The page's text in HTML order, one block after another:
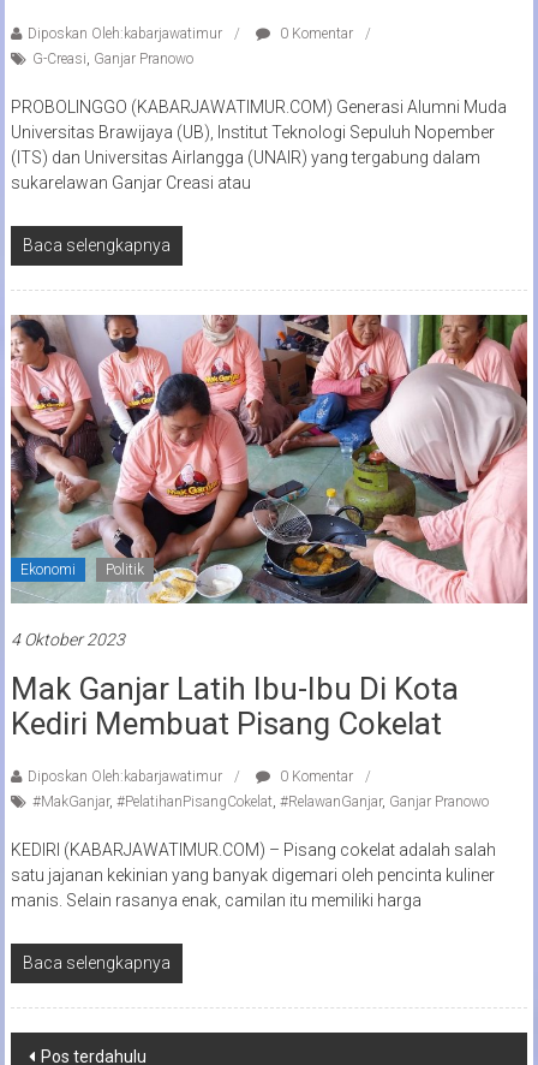
Diposkan Oleh:kabarjawatimur
0 Komentar
G-Creasi Ganjar Pranowo
PROBOLINGGO (KABARJAWATIMUR.COM) Generasi Alumni Muda
Universitas Brawijaya (UB), Institut Teknologi Sepuluh Nopember
(ITS) dan Universitas Airlangga (UNAIR) yang tergabung dalam
sukarelawan Ganjar Creasi atau
Baca selengkapnya
Ekonomi Politik
4 Oktober 2023
Mak Ganjar Latih Ibu-Ibu Di Kota
Kediri Membuat Pisang Cokelat
Diposkan Oleh:kabarjawatimur
0 Komentar
#MakGanjar, #PelatihanPisangCokelat, #RelawanGanjar, Ganjar Pranowo
KEDIRI (KABARJAWATIMUR.COM) – Pisang cokelat adalah salah
satu jajanan kekinian yang banyak digemari oleh pencinta kuliner
manis. Selain rasanya enak, camilan itu memiliki harga
Baca selengkapnya
Navigasi
Pos terdahulu